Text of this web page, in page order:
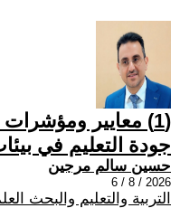
(1) معايير
جودة التعليم في
حسين سالم مرجين
2026 / 8 / 6
التربية والتعليم والبحث